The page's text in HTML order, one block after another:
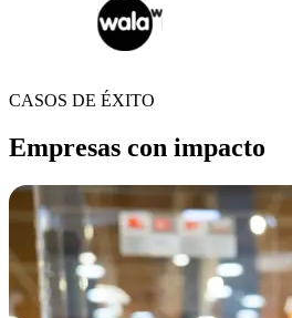
CASOS DE ÉXITO
Empresas con impacto